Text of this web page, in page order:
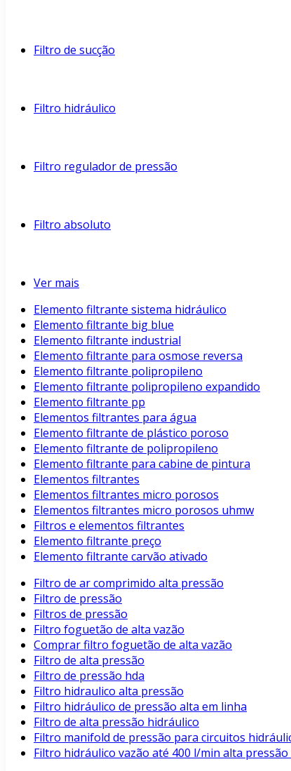
Filtro de sucção
Filtro hidráulico
Filtro regulador de pressão
Filtro absoluto
Ver mais
Elemento filtrante sistema hidráulico
Elemento filtrante big blue
Elemento filtrante industrial
Elemento filtrante para osmose reversa
Elemento filtrante polipropileno
Elemento filtrante polipropileno expandido
Elemento filtrante pp
Elementos filtrantes para água
Elemento filtrante de plástico poroso
Elemento filtrante de polipropileno
Elemento filtrante para cabine de pintura
Elementos filtrantes
Elementos filtrantes micro porosos
Elementos filtrantes micro porosos uhmw
Filtros e elementos filtrantes
Elemento filtrante preço
Elemento filtrante carvão ativado
Filtro de ar comprimido alta pressão
Filtro de pressão
Filtros de pressão
Filtro foguetão de alta vazão
Comprar filtro foguetão de alta vazão
Filtro de alta pressão
Filtro de pressão hda
Filtro hidraulico alta pressão
Filtro hidráulico de pressão alta em linha
Filtro de alta pressão hidráulico
Filtro manifold de pressão para circuitos
Filtro hidráulico vazão até 400 l/min alta